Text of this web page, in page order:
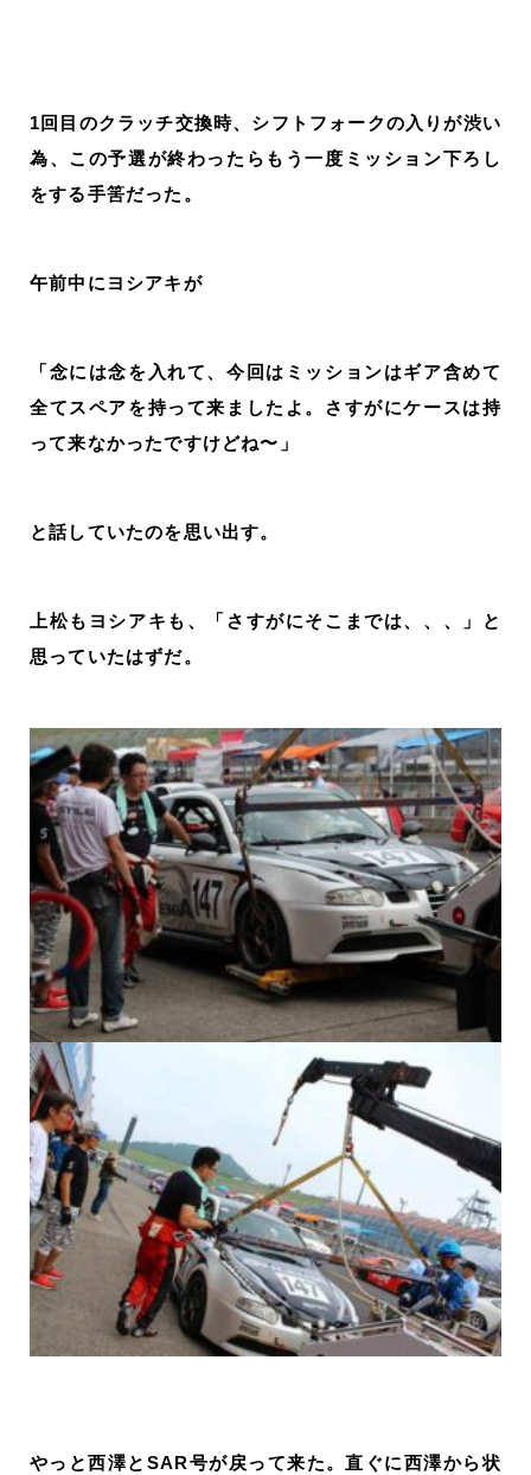
1回目のクラッチ交換時、シフトフォークの入りが渋い
為、この予選が終わったらもう一度ミッション下ろし
をする手筈だった。
午前中にヨシアキが
「念には念を入れて、今回はミッションはギア含めて
全てスペアを持って来ましたよ。さすがにケースは持
って来なかったですけどね〜」
と話していたのを思い出す。
上松もヨシアキも、「さすがにそこまでは、、、」と
思っていたはずだ。
やっと西澤とSAR号が戻って来た。直ぐに西澤から状